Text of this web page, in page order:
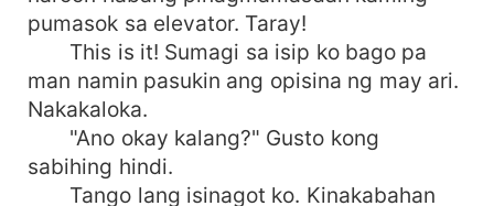
pumasok sa elevator. Taray!
This is it! Sumagi sa isip ko bago pa
man namin pasukin ang opisina ng may ari.
Nakakaloka.
"Ano okay kalang?" Gusto kong
sabihing hindi.
Tango lang isinagot ko. Kinakabahan